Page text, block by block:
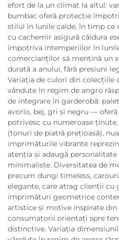
efort de la un climat la altul:
bumbac oferă protecție
stilul în lunile calde, în timp ce
cu cachemir asigură căldura
împotriva intemperiilor în
comercianților să mențină un
durată a anului, fără presiuni
Variația de culori din colecțiile
vândute în regim de angro
de integrare în garderobă:
avorio, bej, gri și negru —
potrivesc cu numeroase
(tonuri de piatră prețioasă),
imprimăturile vibrante
atenția și adaugă
minimaliste. Diversitatea de
precum dungi timeless,
elegante, care atrag clienții cu
imprimături geometrice
artistice și motive inspirate din
consumatorii orientați spre
distinctive. Variația